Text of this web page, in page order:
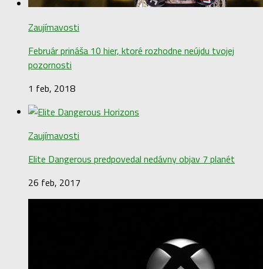
Zaujímavosti
Február prináša 10 hier, ktoré rozhodne neújdu tvojej
pozornosti
1 feb, 2018
Zaujímavosti
Elite Dangerous predpovedal nedávny objav 7 planét
26 feb, 2017